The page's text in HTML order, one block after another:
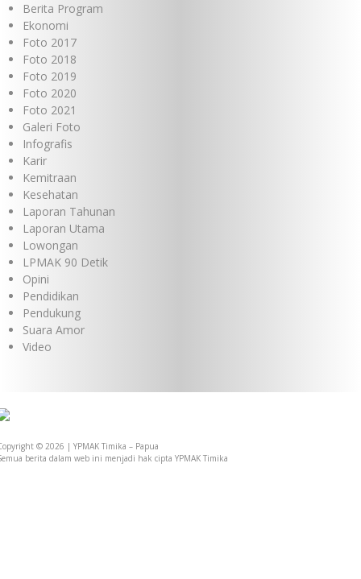
Berita Program
Ekonomi
Foto 2017
Foto 2018
Foto 2019
Foto 2020
Foto 2021
Galeri Foto
Infografis
Karir
Kemitraan
Kesehatan
Laporan Tahunan
Laporan Utama
Lowongan
LPMAK 90 Detik
Opini
Pendidikan
Pendukung
Suara Amor
Video
© 2026 | YPMAK Timika – Papua
berita dalam web ini menjadi hak cipta YPMAK Timika